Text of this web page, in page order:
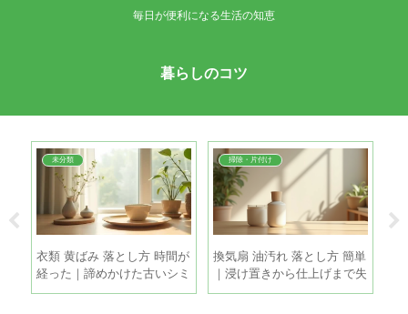
毎日が便利になる生活の知恵
暮らしのコツ
未分類
衣類 黄ばみ 落とし方 時間が
経った｜諦めかけた古いシミ
も家庭で復活させる方法
掃除・片付け
換気扇 油汚れ 落とし方 簡単
｜浸け置きから仕上げまで失
敗しない時短掃除